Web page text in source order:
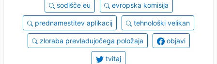
sodišče eu evropska komisija
prednamestitev aplikacij tehnološki velikan
zloraba prevladujočega položaja objavi
tvitaj